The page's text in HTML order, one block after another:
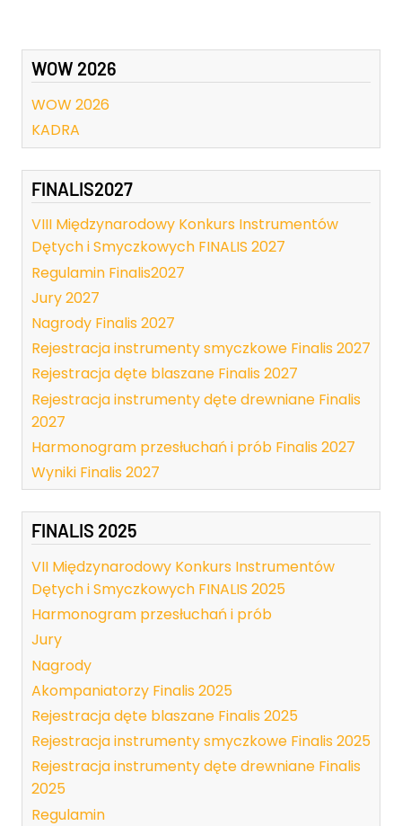
WOW 2026
WOW 2026
KADRA
FINALIS2027
VIII Międzynarodowy Konkurs Instrumentów
Dętych i Smyczkowych FINALIS 2027
Regulamin Finalis2027
Jury 2027
Nagrody Finalis 2027
Rejestracja instrumenty smyczkowe Finalis 2027
Rejestracja dęte blaszane Finalis 2027
Rejestracja instrumenty dęte drewniane Finalis
2027
Harmonogram przesłuchań i prób Finalis 2027
Wyniki Finalis 2027
FINALIS 2025
VII Międzynarodowy Konkurs Instrumentów
Dętych i Smyczkowych FINALIS 2025
Harmonogram przesłuchań i prób
Jury
Nagrody
Akompaniatorzy Finalis 2025
Rejestracja dęte blaszane Finalis 2025
Rejestracja instrumenty smyczkowe Finalis 2025
Rejestracja instrumenty dęte drewniane Finalis
2025
Regulamin